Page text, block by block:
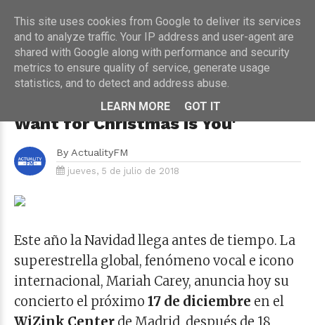
HOME›CONCIERTOS
Mariah Carey anuncia concierto
en Madrid dentro de su gira 'All I
Want for Christmas is You'
By ActualityFM
jueves, 5 de julio de 2018
Este año la Navidad llega antes de tiempo. La
superestrella global, fenómeno vocal e icono
internacional, Mariah Carey, anuncia hoy su
concierto el próximo 17 de diciembre en el
WiZink Center de Madrid, después de 18
This site uses cookies from Google to deliver its services
and to analyze traffic. Your IP address and user-agent are
shared with Google along with performance and security
metrics to ensure quality of service, generate usage
statistics, and to detect and address abuse.
LEARN MORE
GOT IT